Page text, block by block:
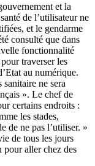
et la
de l’utilisateur ne
et le gendarme
consulté que dans
fonctionnalité
traverser les
au numérique.
ne sera
». Le chef de
certains endroits :
les stades,
de ne pas l’utiliser. »
de tous les jours
pour aller chez des